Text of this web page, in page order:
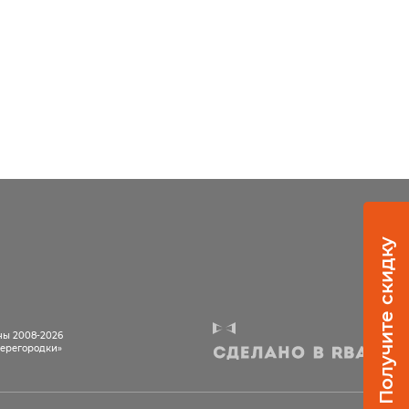
2008-2026
Получите скидку